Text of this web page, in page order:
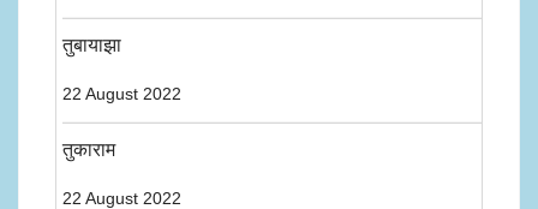
तुबायाझा
22 August 2022
तुकाराम
22 August 2022